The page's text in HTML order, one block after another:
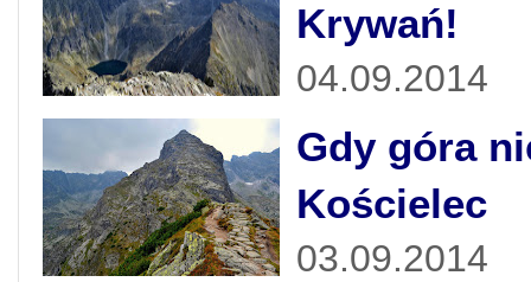
Krywań!
04.09.2014
Gdy góra
Kościelec
03.09.2014